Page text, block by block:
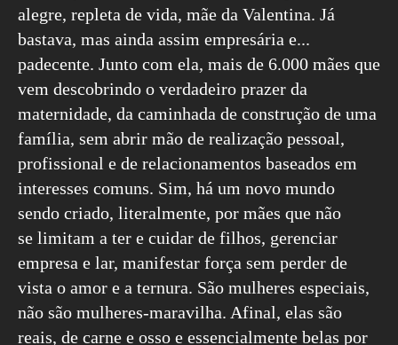
alegre, repleta de vida, mãe da Valentina. Já
bastava, mas ainda assim empresária e...
padecente. Junto com ela, mais de 6.000 mães que
vem descobrindo o verdadeiro prazer da
maternidade, da caminhada de construção de uma
família, sem abrir mão de realização pessoal,
profissional e de relacionamentos baseados em
interesses comuns. Sim, há um novo mundo
sendo criado, literalmente, por mães que não
se limitam a ter e cuidar de filhos, gerenciar
empresa e lar, manifestar força sem perder de
vista o amor e a ternura. São mulheres especiais,
não são mulheres-maravilha. Afinal, elas são
reais, de carne e osso e essencialmente belas por